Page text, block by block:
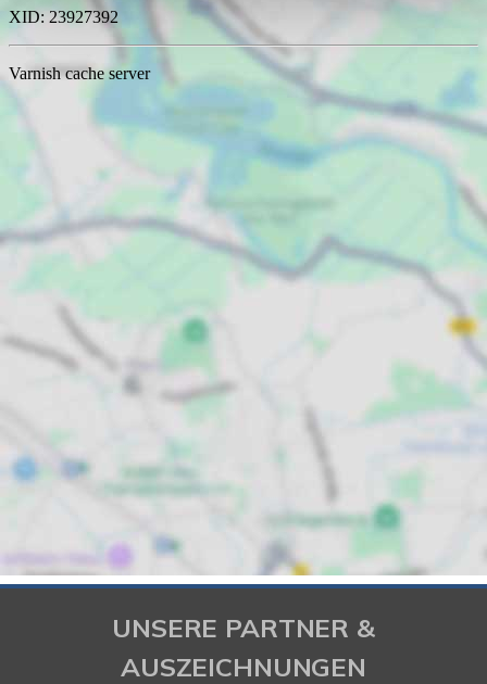
UNSERE PARTNER &
AUSZEICHNUNGEN